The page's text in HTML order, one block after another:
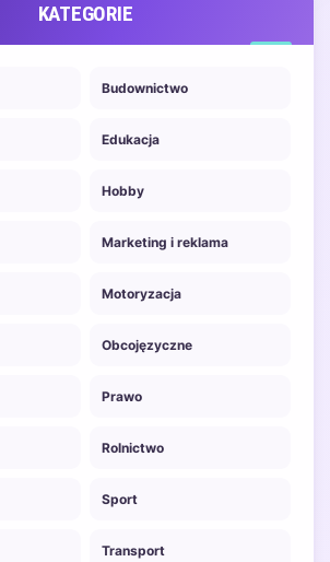
KATEGORIE
Budownictwo
Edukacja
Hobby
Marketing i reklama
Motoryzacja
Obcojęzyczne
Prawo
Rolnictwo
Sport
Transport